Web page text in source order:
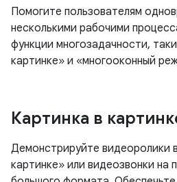
Помогите пользователям
несколькими рабочими
функции многозадачности,
картинке» и «многооконный
Картинка в
Демонстрируйте видеоролики
картинке» или видеозвонки на